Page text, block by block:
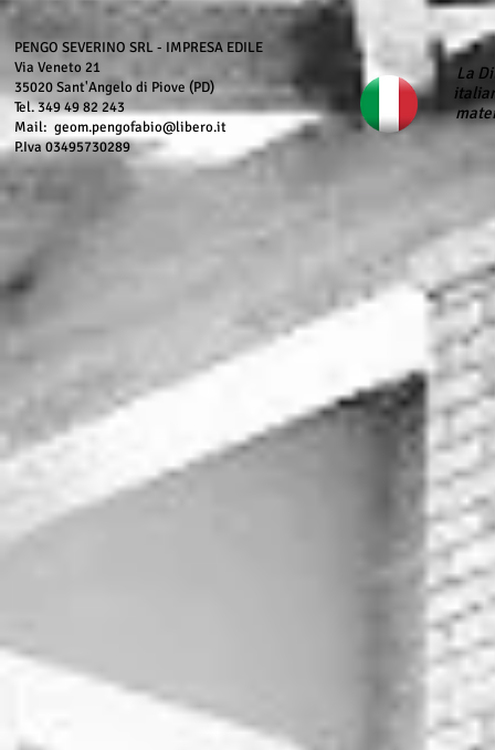
PENGO SEVERINO SRL - IMPRESA EDILE
Via Veneto 21
35020 Sant'Angelo di Piove (PD)
Tel. 349 49 82 243
Mail: geom.pengofabio@libero.it
P.Iva 03495730289
La